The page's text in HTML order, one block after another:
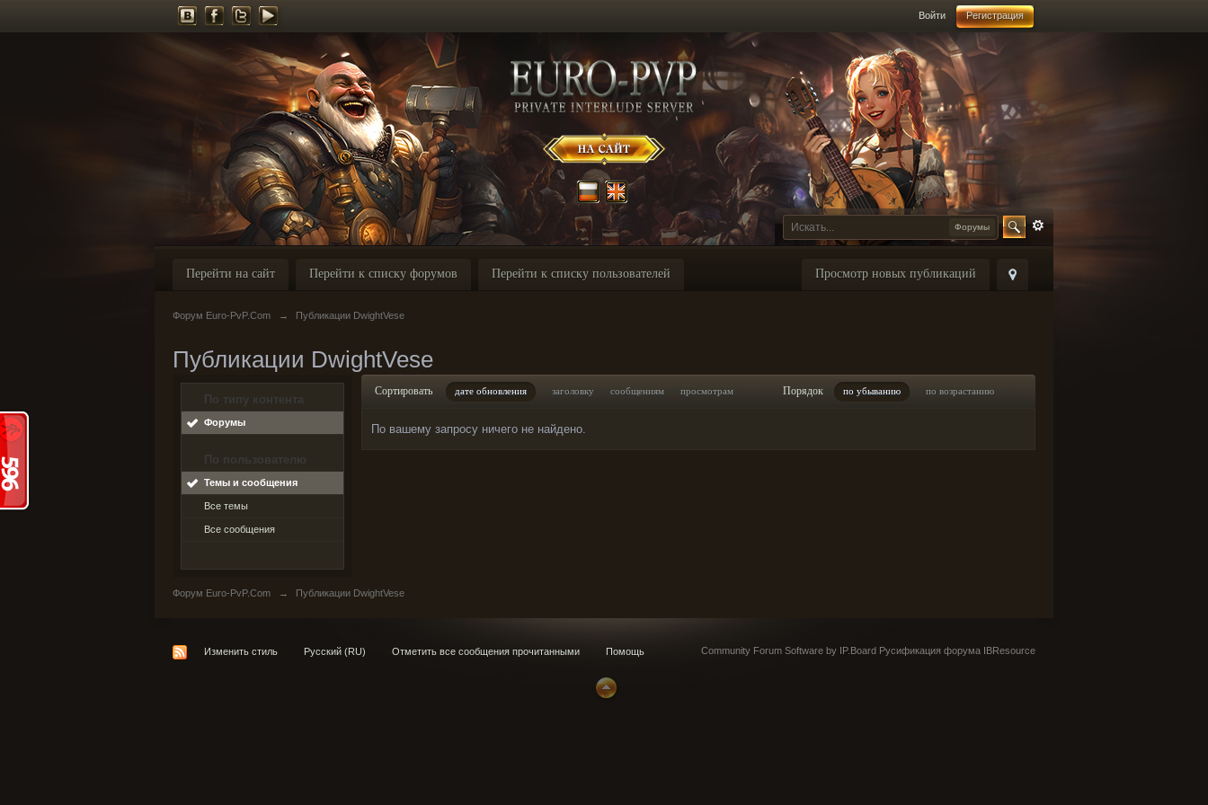
Войти Регистрация
Форумы
Просмотр новых публикаций
Перейти на сайт Перейти к списку форумов Перейти к списку пользователей
Форум Euro-PvP.Com → Публикации DwightVese
Публикации DwightVese
По типу контента
Форумы
По пользователю
Темы и сообщения
Все темы
Все сообщения
Сортировать дате обновления заголовку сообщениям просмотрам Порядок по убыванию по возрастанию
По вашему запросу ничего не найдено.
Форум Euro-PvP.Com → Публикации DwightVese
Изменить стиль Русский (RU) Отметить все сообщения прочитанными Помощь Community Forum Software by IP.Board Русификация форума IBResource